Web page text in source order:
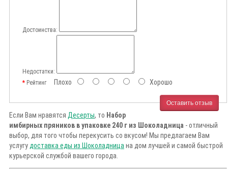
Достоинства:
Недостатки:
РейтингПлохо Хорошо
Оставить отзыв
Если Вам нравятся Десерты, то Набор
имбирных пряников в упаковке 240 г из Шоколадница - отличный
выбор, для того чтобы перекусить со вкусом! Мы предлагаем Вам
услугу доставка еды из Шоколадница на дом лучшей и самой быстрой
курьерской службой вашего города.